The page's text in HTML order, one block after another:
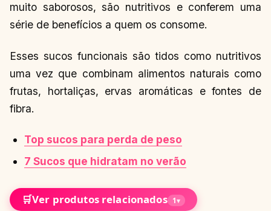
muito saborosos, são nutritivos e conferem uma
série de benefícios a quem os consome.
Esses sucos funcionais são tidos como nutritivos
uma vez que combinam alimentos naturais como
frutas, hortaliças, ervas aromáticas e fontes de
fibra.
Top sucos para perda de peso
7 Sucos que hidratam no verão
🛒Ver produtos relacionados 1▾